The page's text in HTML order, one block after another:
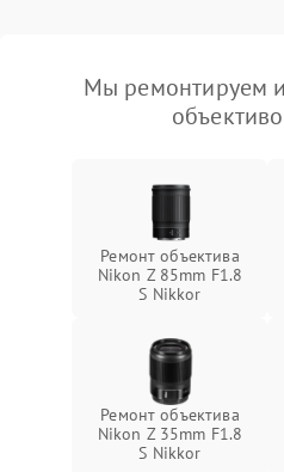
Мы ремонтируем
Ремонт объектива
Nikon Z 85mm F1.8
S Nikkor
Ремонт объектива
Nikon Z 35mm F1.8
S Nikkor